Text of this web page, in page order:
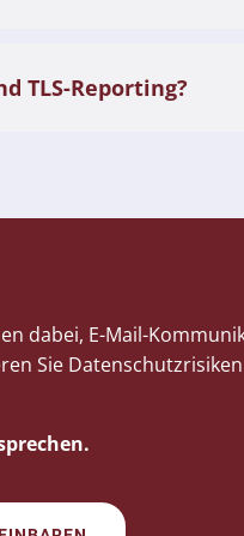
TLS-Reporting?
dabei, E-Mail-
Sie